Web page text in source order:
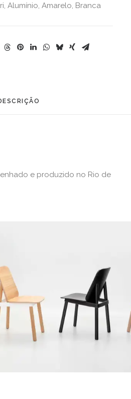
, Alumínio, Amarelo, Branca
e produzido no Rio de